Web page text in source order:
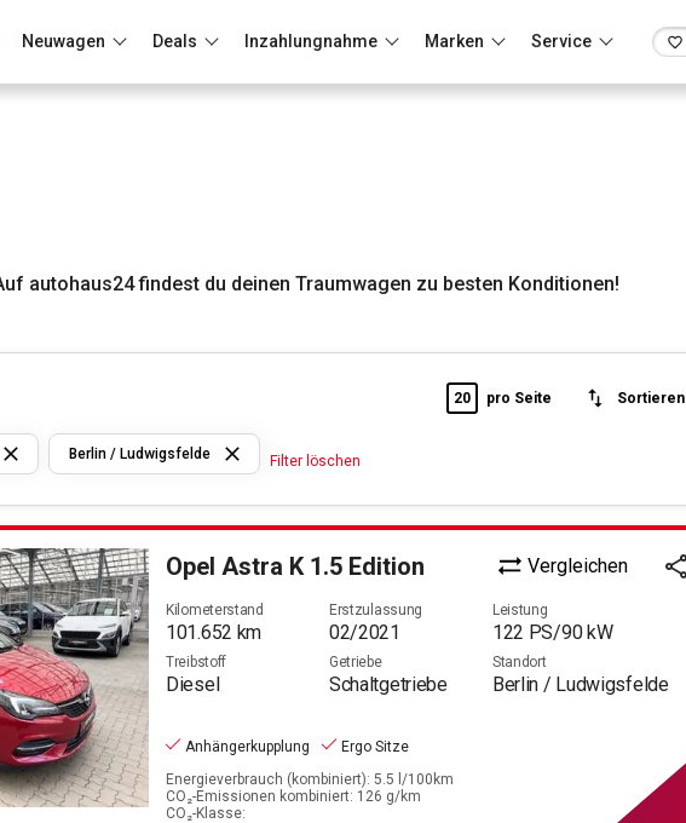
Neuwagen Deals Inzahlungnahme Marken Service
autohaus24 findest du deinen Traumwagen zu besten Konditionen!
Opel
Berlin /
20 pro Seite Sortieren
Berlin / Ludwigsfelde Filter löschen
Opel Astra K 1.5 Edition Vergleichen
Kilometerstand
101.652 km
Erstzulassung
02/2021
Leistung
122 PS/90kW
Treibstoff
Diesel
Getriebe
Schaltgetriebe
Standort
Berlin / Ludwigsfelde
Anhängerkupplung
Ergo Sitze
Energieverbrauch (kombiniert): 5.5 l/100km
CO₂-Emissionen kombiniert: 126 g/km
CO₂-Klasse: